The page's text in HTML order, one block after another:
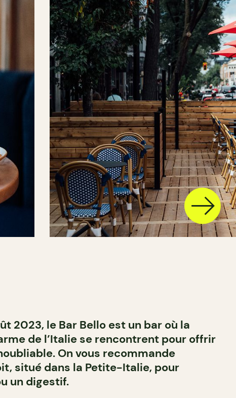
2023, le Bar Bello est un bar où la
de l’Italie se rencontrent pour offrir
On vous recommande
situé dans la Petite-Italie, pour
un digestif.